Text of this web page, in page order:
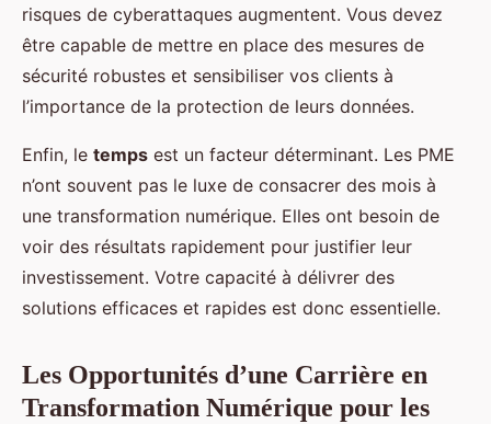
risques de cyberattaques augmentent. Vous devez
être capable de mettre en place des mesures de
sécurité robustes et sensibiliser vos clients à
l’importance de la protection de leurs données.
Enfin, le temps est un facteur déterminant. Les PME
n’ont souvent pas le luxe de consacrer des mois à
une transformation numérique. Elles ont besoin de
voir des résultats rapidement pour justifier leur
investissement. Votre capacité à délivrer des
solutions efficaces et rapides est donc essentielle.
Les Opportunités d’une Carrière en
Transformation Numérique pour les